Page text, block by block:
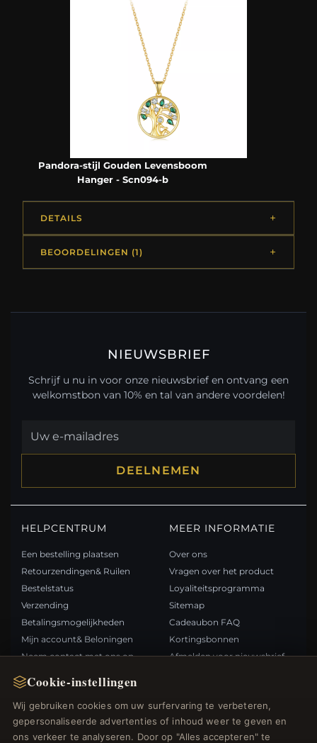
Cookie-instellingen
Wij gebruiken cookies om uw surfervaring te verbeteren,
gepersonaliseerde advertenties of inhoud weer te geven en
ons verkeer te analyseren. Door op "Alles accepteren" te
Pandora-stijl Gouden Levensboom
Hanger - Scn094-b
DETAILS
BEOORDELINGEN (1)
NIEUWSBRIEF
Schrijf u nu in voor onze nieuwsbrief en ontvang een
welkomstbon van 10% en tal van andere voordelen!
DEELNEMEN
HELPCENTRUM
Een bestelling plaatsen
Retourzendingen& Ruilen
Bestelstatus
Verzending
Betalingsmogelijkheden
Mijn account& Beloningen
Neem contact met ons op
MEER INFORMATIE
Over ons
Vragen over het product
Loyaliteitsprogramma
Sitemap
Cadeaubon FAQ
Kortingsbonnen
Afmelden voor nieuwsbrief
Nieuwe producten